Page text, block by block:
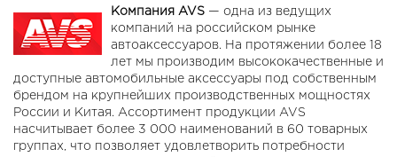
Компания AVS — одна из ведущих
компаний на российском рынке
автоаксессуаров. На протяжении более 18
лет мы производим высококачественные и
доступные автомобильные аксессуары под собственным
брендом на крупнейших производственных мощностях
России и Китая. Ассортимент продукции AVS
насчитывает более 3 000 наименований в 60 товарных
группах, что позволяет удовлетворить потребности